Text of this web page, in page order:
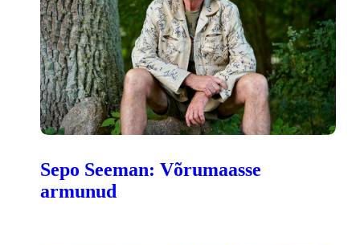
Sepo Seeman: Võrumaasse
armunud